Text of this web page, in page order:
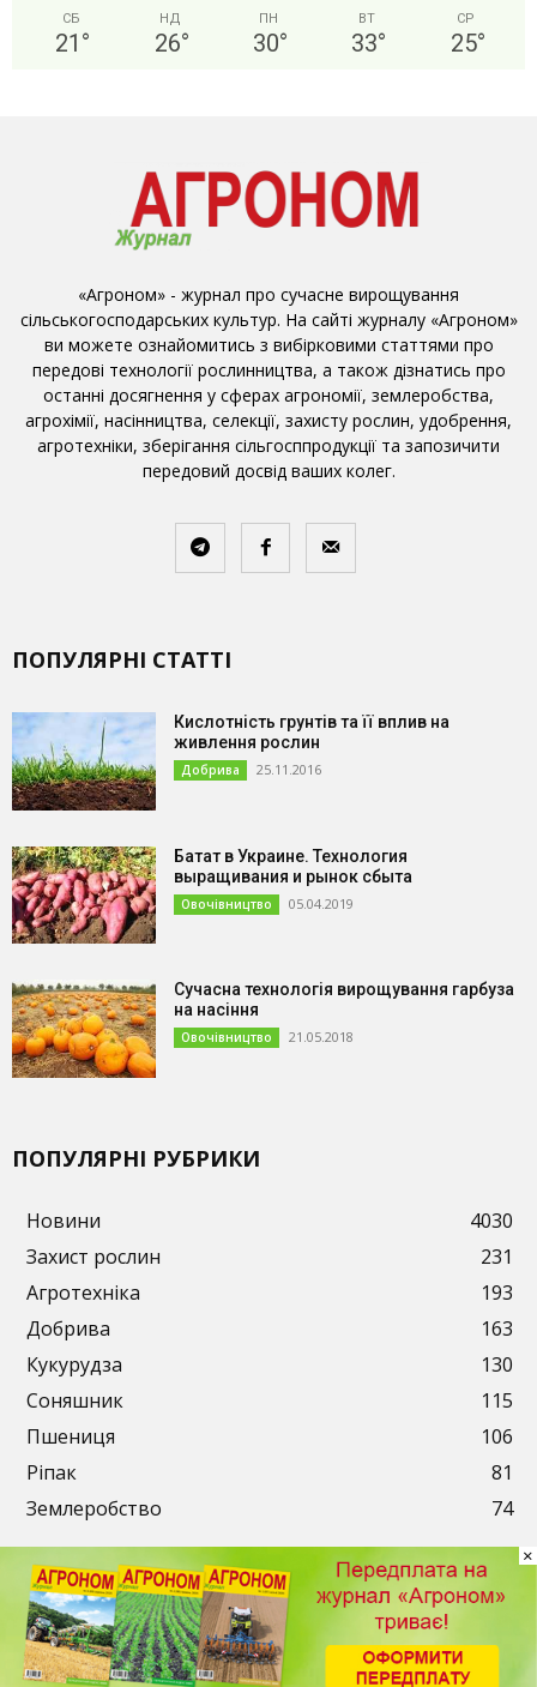
СБ
21 °
НД
26°
ПН
30°
ВТ
33°
СР
25°
«Агроном» - журнал про сучасне вирощування
сільськогосподарських культур. На сайті журналу «Агроном»
ви можете ознайомитись з вибірковими статтями про
передові технології рослинництва, а також дізнатись про
останні досягнення у сферах агрономії, землеробства,
агрохімії, насінництва, селекції, захисту рослин, удобрення,
агротехніки, зберігання сільгосппродукції та запозичити
передовий досвід ваших колег.
ПОПУЛЯРНІ СТАТТІ
Кислотність грунтів та її вплив на
живлення рослин
Добрива 25.11.2016
Батат в Украине. Технология
выращивания и рынок сбыта
Овочівництво 05.04.2019
Сучасна технологія вирощування гарбуза
на насіння
Овочівництво 21.05.2018
ПОПУЛЯРНІ РУБРИКИ
Новини
4030
Захист рослин
231
Агротехніка
193
Добрива
163
Кукурудза
130
Соняшник
115
Пшениця
106
Ріпак
81
Землеробство
74
© 2003-2026. ТОВ «АгроМедіа». Всі права захищені
Публікації Рекламодавцям Контакти
×